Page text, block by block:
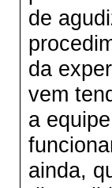
de
da
vem
a
ainda,